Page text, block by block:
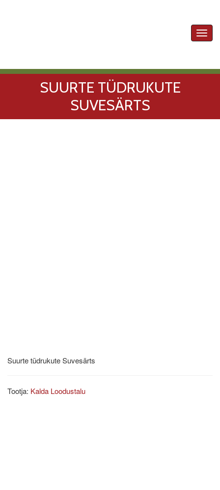
SUURTE TÜDRUKUTE
SUVESÄRTS
Suurte tüdrukute Suvesärts
Tootja: Kalda Loodustalu